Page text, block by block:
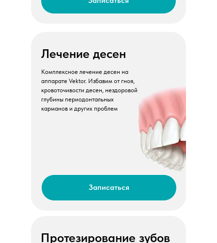
Лечение десен
Комплексное лечение десен на
аппарате Vektor. Избавим от гноя,
кровоточивости десен, нездоровой
глубины периодонтальных
карманов и других проблем
Протезирование зубов
Записаться